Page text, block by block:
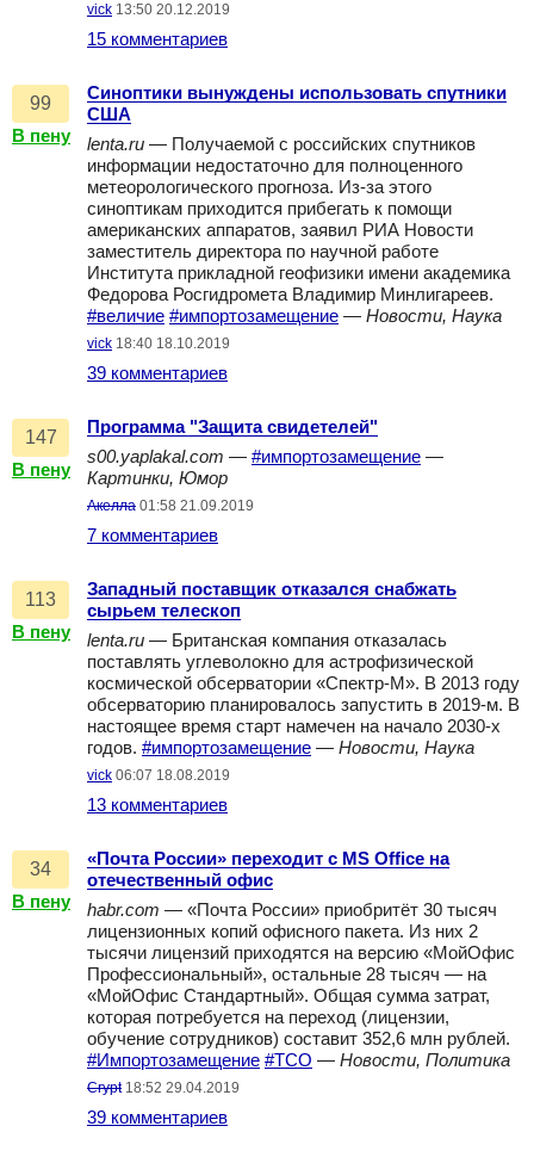
vick 13:50 20.12.2019
15 комментариев
99
В пену
Синоптики вынуждены использовать спутники
США
lenta.ru — Получаемой с российских спутников
информации недостаточно для полноценного
метеорологического прогноза. Из-за этого
синоптикам приходится прибегать к помощи
американских аппаратов, заявил РИА Новости
заместитель директора по научной работе
Института прикладной геофизики имени академика
Федорова Росгидромета Владимир Минлигареев.
#величие #импортозамещение — Новости, Наука
vick 18:40 18.10.2019
39 комментариев
147
В пену
Программа "Защита свидетелей"
s00.yaplakal.com — #импортозамещение —
Картинки, Юмор
Акелла 01:58 21.09.2019
7 комментариев
113
В пену
Западный поставщик отказался снабжать
сырьем телескоп
lenta.ru — Британская компания отказалась
поставлять углеволокно для астрофизической
космической обсерватории «Спектр-М». В 2013 году
обсерваторию планировалось запустить в 2019-м. В
настоящее время старт намечен на начало 2030-х
годов. #импортозамещение — Новости, Наука
vick 06:07 18.08.2019
13 комментариев
34
В пену
«Почта России» переходит с MS Office на
отечественный офис
habr.com — «Почта России» приобритёт 30 тысяч
лицензионных копий офисного пакета. Из них 2
тысячи лицензий приходятся на версию «МойОфис
Профессиональный», остальные 28 тысяч — на
«МойОфис Стандартный». Общая сумма затрат,
которая потребуется на переход (лицензии,
обучение сотрудников) составит 352,6 млн рублей.
#Импортозамещение #TCO — Новости, Политика
Crypt 18:52 29.04.2019
39 комментариев